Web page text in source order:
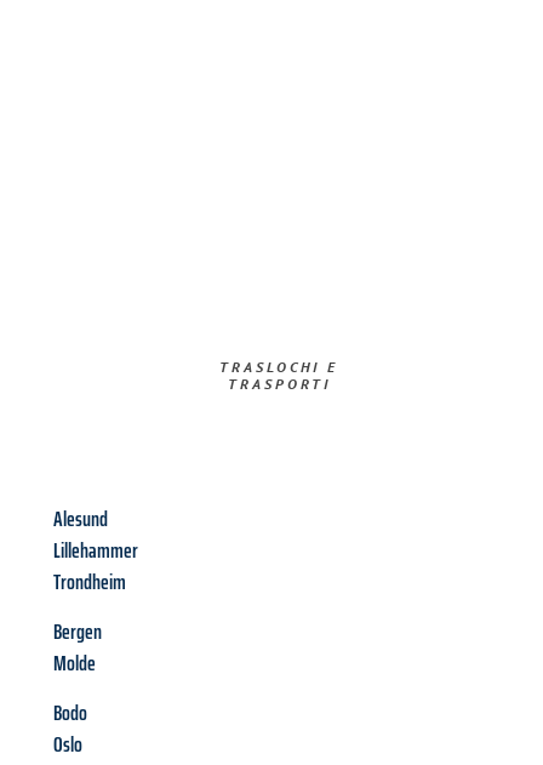
TRASLOCHI E
TRASPORTI​
Alesund
Lillehammer
Trondheim
Bergen
Molde
Bodo
Oslo